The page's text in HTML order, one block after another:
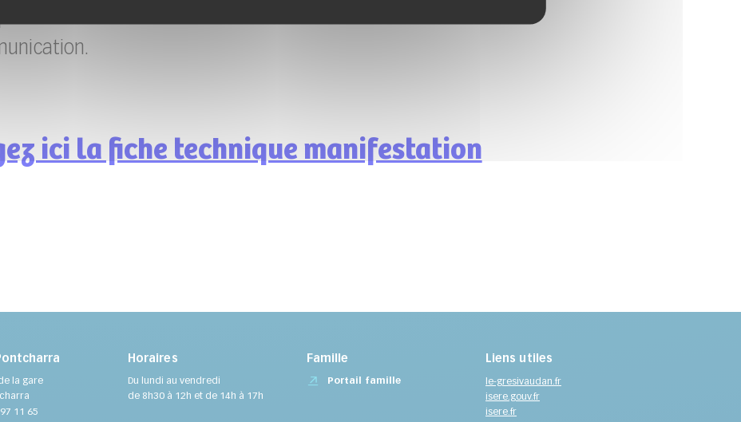
ici la fiche technique manifestation
la gare
11 65
Horaires
Du lundi au vendredi
de 8h30 à 12h et de 14h à 17h
Famille
Portail famille
Liens utiles
le-gresivaudan.fr
isere.gouv.fr
isere.fr